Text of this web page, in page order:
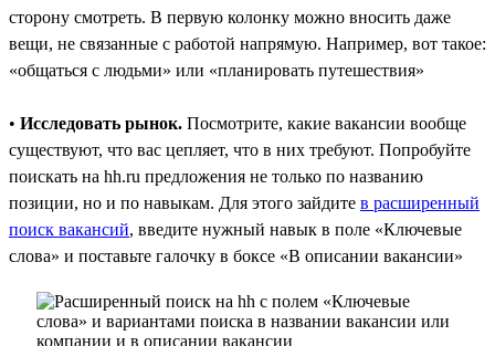
сторону смотреть. В первую колонку можно вносить даже
вещи, не связанные с работой напрямую. Например, вот такое:
«общаться с людьми» или «планировать путешествия»
• Исследовать рынок. Посмотрите, какие вакансии вообще
существуют, что вас цепляет, что в них требуют. Попробуйте
поискать на hh.ru предложения не только по названию
позиции, но и по навыкам. Для этого зайдите в расширенный
поиск вакансий, введите нужный навык в поле «Ключевые
слова» и поставьте галочку в боксе «В описании вакансии»